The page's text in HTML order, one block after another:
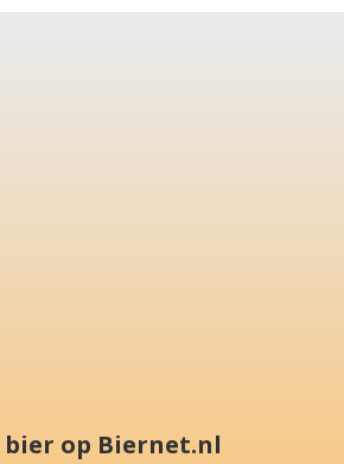
bier op Biernet.nl